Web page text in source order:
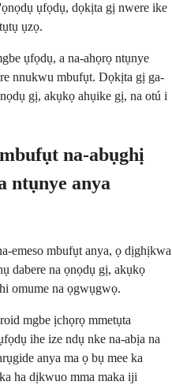
ụfọdụ, dọkịta gị nwere ike
ụzọ.
ụfọdụ, a na-ahọrọ ntụnye
nnukwu mbufụt. Dọkịta gị ga-
gị, akụkọ ahụike gị, na otú i
na-abụghị
ntụnye anya
emeso mbufụt anya, ọ dịghịkwa
dabere na ọnọdụ gị, akụkọ
omume na ọgwụgwọ.
mgbe ịchọrọ mmetụta
ihe ize ndụ nke na-abịa na
anya ma ọ bụ mee ka
ha dịkwuo mma maka iji